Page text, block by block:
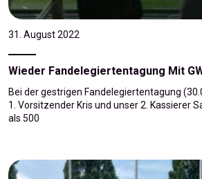
Wieder Fandelegiertentagung Mit
Bei der gestrigen Fandelegiertentagung
1. Vorsitzender Kris und unser 2. Kassierer
als 500
31. August 2022